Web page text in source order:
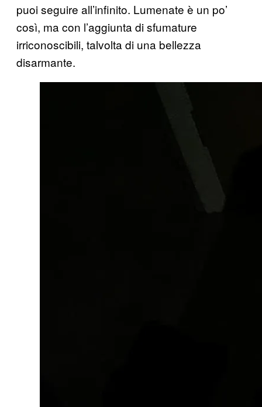
puoi seguire all’infinito. Lumenate è un po’
così, ma con l’aggiunta di sfumature
irriconoscibili, talvolta di una bellezza
disarmante.